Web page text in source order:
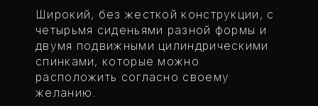
Широкий, без жесткой конструкции, с
четырьмя сиденьями разной формы и
двумя подвижными цилиндрическими
спинками, которые можно
расположить согласно своему
желанию.